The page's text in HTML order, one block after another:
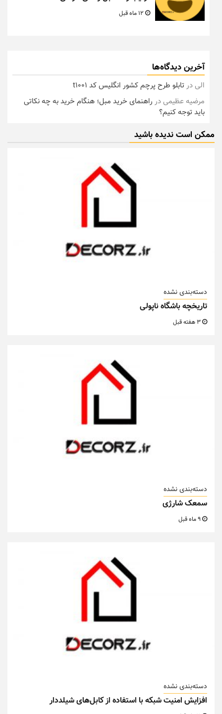
آخرین دیدگاه‌ها
الیدرتابلو طرح پرچم کشور انگلیس کد t1001
مرضیه عظیمیدر راهنمای خرید مبل؛ هنگام خرید به چه نکاتی
باید توجه کنیم؟
ممکن است ندیده باشید
دسته‌بندی نشده
تاریخچه باشگاه ناپولی
دسته‌بندی نشده
سمعک شارژی
دسته‌بندی نشده
افزایش امنیت شبکه با استفاده از کابل‌های شیلددار